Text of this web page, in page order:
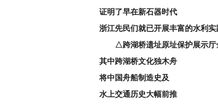
证明了早在新石器时代
浙江先民们就已开展丰富的水利实
△跨湖桥遗址原址保护展示厅
其中跨湖桥文化独木舟
将中国舟船制造史及
水上交通历史大幅前推